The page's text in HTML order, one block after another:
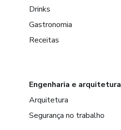
Drinks
Gastronomia
Receitas
Engenharia e arquitetura
Arquitetura
Segurança no trabalho